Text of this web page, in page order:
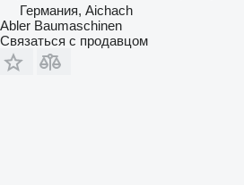
Германия, Aichach
Abler Baumaschinen
Связаться с продавцом